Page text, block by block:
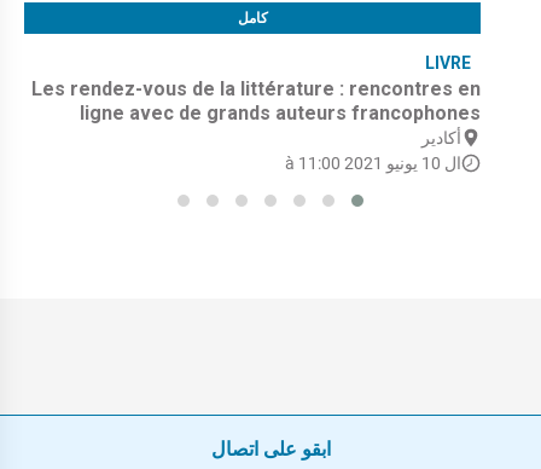
كامل
LIVRE
Les rendez-vous de la littérature : rencontres en
ligne avec de grands auteurs francophones
أكادير
ال 10 يونيو 2021 à 11:00
ابقو على اتصال